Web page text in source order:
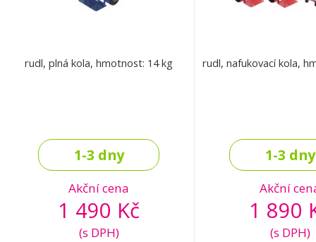
rudl, plná kola, hmotnost: 14 kg
1-3 dny
Akční cena
1 490 Kč
(s DPH)
rudl, nafukovací kola,
1-3 dny
Akční
1 890
(s DPH)